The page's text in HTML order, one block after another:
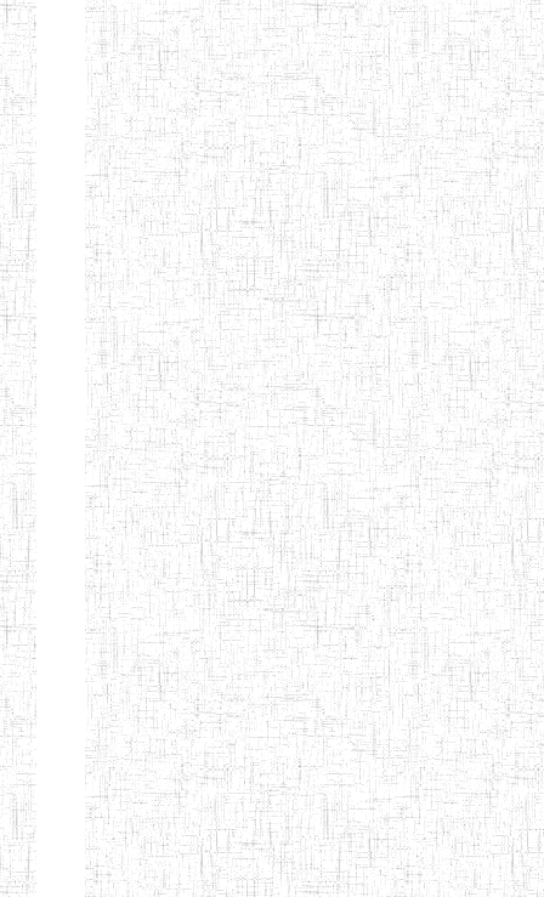
TTC TATUM
ST PIUS X
TECHNICAL
TEACHER
TRAINING
COLLEGE
TATUM
01/08/2000 ENIET
NIGHTINGALE
TEACHER
TRAINING
COLLEGE
20/08/2013 ENIEG
CHRIST THE
KING TEACHER
TRAINING
COLLEGE
04/08/2010 ENIEG
ITCIG SENTTI 14/02/2007 ENIEG
CAMEROON
INCLUSIVE
SPECIAL
EDUCATION
27/08/2015 ENIEG